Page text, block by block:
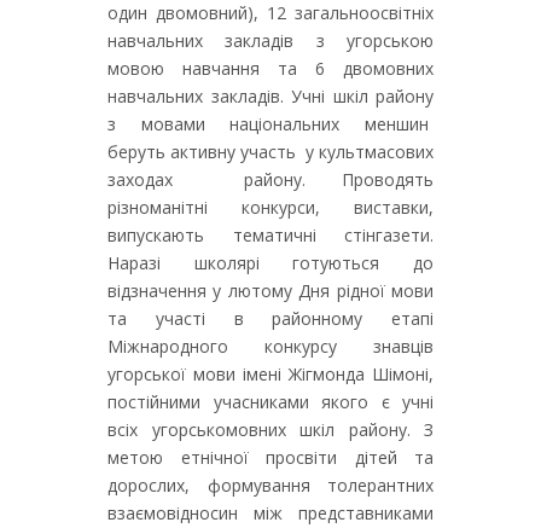
один двомовний), 12 загальноосвітніх
навчальних закладів з угорською
мовою навчання та 6 двомовних
навчальних закладів. Учні шкіл району
з мовами національних меншин
беруть активну участь у культмасових
заходах району. Проводять
різноманітні конкурси, виставки,
випускають тематичні стінгазети.
Наразі школярі готуються до
відзначення у лютому Дня рідної мови
та участі в районному етапі
Міжнародного конкурсу знавців
угорської мови імені Жігмонда Шімоні,
постійними учасниками якого є учні
всіх угорськомовних шкіл району. З
метою етнічної просвіти дітей та
дорослих, формування толерантних
взаємовідносин між представниками